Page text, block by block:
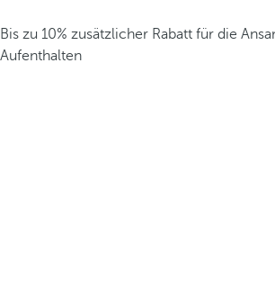
Bis zu 10% zusätzlicher Rabatt für die
Aufenthalten